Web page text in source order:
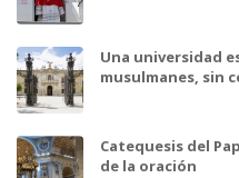
Una universidad
musulmanes, sin
Catequesis del
de la oración